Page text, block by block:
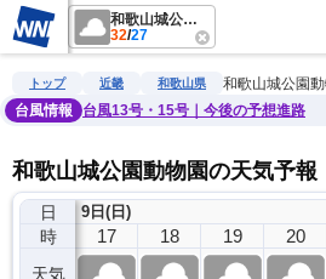
和歌山城公園動物園
32/27
雨雲レーダー 台風情報 地震情報
トップ 近畿 和歌山県
和歌山城公園
台風情報
台風13号・15号｜今後の予想進路
和歌山城公園動物園の天気予報
日
時
天気
9日(日)
16 17 18 19 20